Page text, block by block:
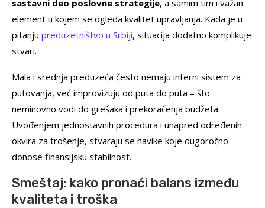
sastavni deo poslovne strategije, a samim tim i važan
element u kojem se ogleda kvalitet upravljanja. Kada je u
pitanju preduzetništvo u Srbiji, situacija dodatno komplikuje
stvari.
Mala i srednja preduzeća često nemaju interni sistem za
putovanja, već improvizuju od puta do puta – što
neminovno vodi do grešaka i prekoračenja budžeta.
Uvođenjem jednostavnih procedura i unapred određenih
okvira za trošenje, stvaraju se navike koje dugoročno
donose finansijsku stabilnost.
Smeštaj: kako pronaći balans između
kvaliteta i troška